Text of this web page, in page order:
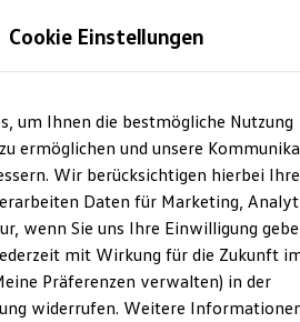
Cookie Einstellungen
um Ihnen die bestmögliche Nutzung
ermöglichen und unsere
Wir berücksichtigen hierbei Ihre
Daten für Marketing,
wenn Sie uns Ihre Einwilligung
mit Wirkung für die Zukunft
Präferenzen verwalten) in der
widerrufen. Weitere